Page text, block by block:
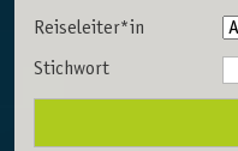
Reiseleiter*in
Stichwort